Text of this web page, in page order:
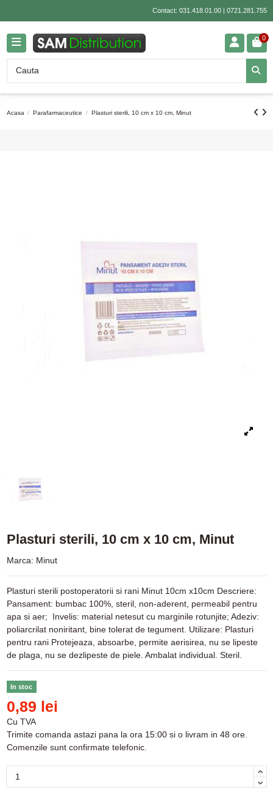
Contact: 031.418.01.00| 0721.281.755
0
Acasa Parafarmaceutice Plasturi sterili, 10 cm x 10 cm, Minut
Plasturi sterili, 10 cm x 10 cm, Minut
Marca: Minut
Plasturi sterili postoperatorii si rani Minut 10cm x10cm Descriere:
Pansament: bumbac 100%, steril, non-aderent, permeabil pentru
apa si aer; Invelis: material netesut cu marginile rotunjite; Adeziv:
poliarcrilat noniritant, bine tolerat de tegument. Utilizare: Plasturi
pentru rani Protejeaza, absoarbe, permite aerisirea, nu se lipeste
de plaga, nu se dezlipeste de piele. Ambalat individual. Steril.
In stoc
0,89 lei
Cu TVA
Trimite comanda astazi pana la ora 15:00 si o livram in 48 ore.
Comenzile sunt confirmate telefonic.